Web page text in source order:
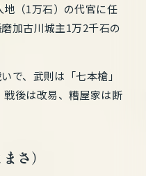
（1万石）の代官に任
加古川城主1万2千石の
で、武則は「七本槍」
後は改易、糟屋家は断
さ）